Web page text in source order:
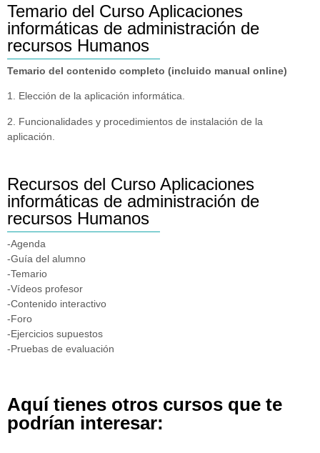
Temario del Curso Aplicaciones
informáticas de administración de
recursos Humanos
Temario del contenido completo (incluido manual online)
1. Elección de la aplicación informática.
2. Funcionalidades y procedimientos de instalación de la
aplicación.
Recursos del Curso Aplicaciones
informáticas de administración de
recursos Humanos
-Agenda
-Guía del alumno
-Temario
-Vídeos profesor
-Contenido interactivo
-Foro
-Ejercicios supuestos
-Pruebas de evaluación
Aquí tienes otros cursos que te
podrían interesar: